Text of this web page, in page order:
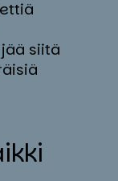
siitä